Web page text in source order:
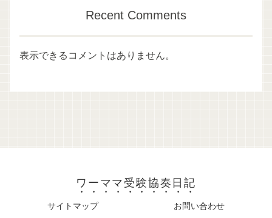
Recent Comments
表示できるコメントはありません。
ワーママ受験協奏日記
サイトマップ お問い合わせ